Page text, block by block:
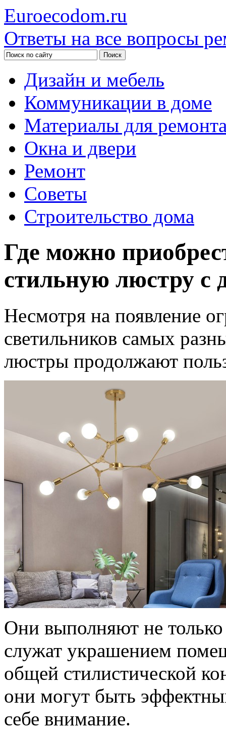
Euroecodom.ru
Ответы на все вопросы
Дизайн и мебель
Коммуникации в доме
Материалы для
Окна и двери
Ремонт
Советы
Строительство дома
Где можно
стильную люстру с
Несмотря на появление
светильников самых
люстры продолжают
Они выполняют не
служат украшением
общей стилистической
они могут быть
себе внимание.